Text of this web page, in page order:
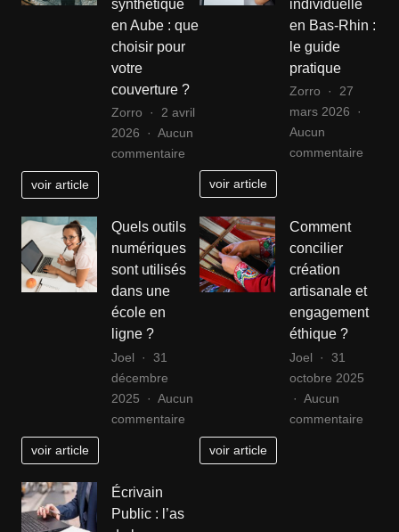
synthétique
en Aube : que
choisir pour
votre
couverture ?
Zorro
2 avril
2026
Aucun
commentairesur
Toiture
ardoise
naturelle
vs
synthétique
en
Aube
votre
couverture
voir article
individuelle
en Bas-Rhin :
le guide
pratique
Zorro
27
mars 2026
Aucun
commentaire
en
Bas-
le
voir article
Quels outils
numériques
sont utilisés
dans une
école en
ligne ?
Joel
31
décembre
2025
Aucun
commentairesur
Quels
outils
utilisés
voir article
Comment
concilier
création
artisanale et
engagement
éthique ?
Joel
31
octobre 2025
Aucun
commentaire
voir article
Écrivain
Public : l’as